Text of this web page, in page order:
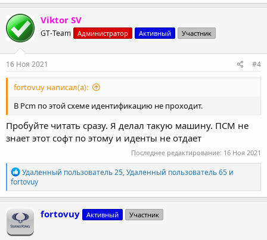
Viktor SV
GT-Team Администратор Активный Участник
16 Ноя 2021 #4
fortovuy написал(а):
В Pcm по этой схеме идентификацию не проходит.
Пробуйте читать сразу. Я делал такую машину. ПСМ не
знает этот софт по этому и иденты не отдает
Последнее редактирование: 16 Ноя 2021
Р
е
а
к
ц
и
и
:
Удаленный пользователь 25,Удаленный пользователь 65 и
fortovuy
fortovuy Активный Участник